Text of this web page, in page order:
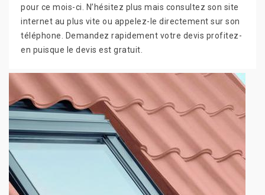
pour ce mois-ci. N’hésitez plus mais consultez son site
internet au plus vite ou appelez-le directement sur son
téléphone. Demandez rapidement votre devis profitez-
en puisque le devis est gratuit.